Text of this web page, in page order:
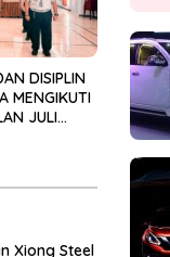
DISIPLIN
MENGIKUTI
JULI
Xiong Steel